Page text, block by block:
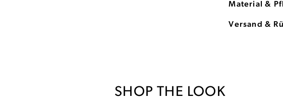
Material &
Versand &
SHOP THE LOOK